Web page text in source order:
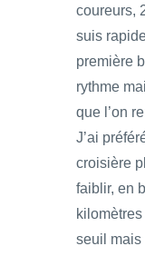
coureurs,
suis
première
rythme
que l’on
J’ai
croisière
faiblir, en
seuil mais